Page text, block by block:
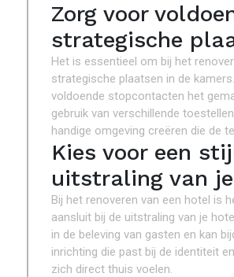
Zorg voor
strategische
Het is essentieel om bij het
strategische plaatsen in de
voldoende stopcontacten het
gebruik van verschillende
handige omgeving creëren die de
Kies voor een
uitstraling van
Bij het renoveren van een hotel is
aansluit bij de uitstraling van je
in de beleving van gasten en kan
inrichting die past bij de identiteit
zich direct thuis voelen.